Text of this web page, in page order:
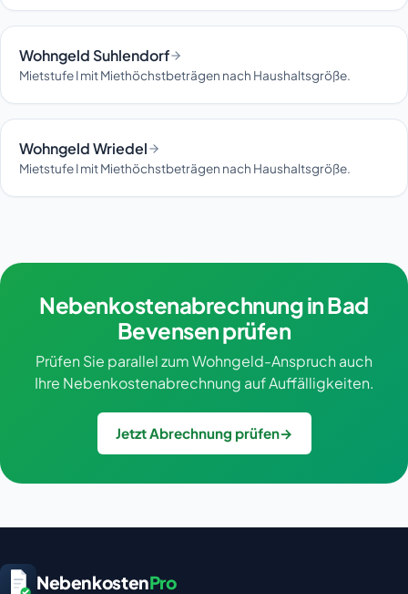
Wohngeld Suhlendorf
Mietstufe I mit Miethöchstbeträgen nach Haushaltsgröße.
Wohngeld Wriedel
Mietstufe I mit Miethöchstbeträgen nach Haushaltsgröße.
Nebenkostenabrechnung in Bad
Bevensen prüfen
Prüfen Sie parallel zum Wohngeld-Anspruch auch
Ihre Nebenkostenabrechnung auf Auffälligkeiten.
Jetzt Abrechnung prüfen→
NebenkostenPro